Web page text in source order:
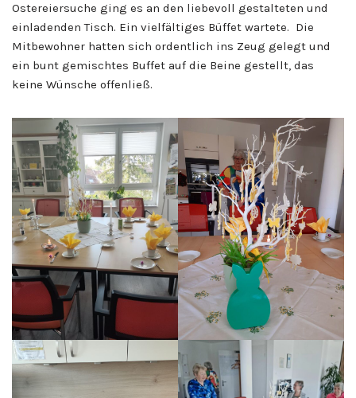
Ostereiersuche ging es an den liebevoll gestalteten und
einladenden Tisch. Ein vielfältiges Büffet wartete. Die
Mitbewohner hatten sich ordentlich ins Zeug gelegt und
ein bunt gemischtes Buffet auf die Beine gestellt, das
keine Wünsche offenließ.